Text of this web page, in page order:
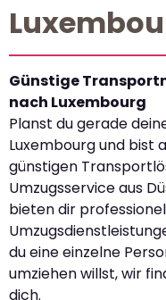
Günstige
nach Luxembourg
Planst du gerade
Luxembourg und bist
günstigen
Umzugsservice aus
bieten dir
du eine einzelne
umziehen willst, wir
dich.